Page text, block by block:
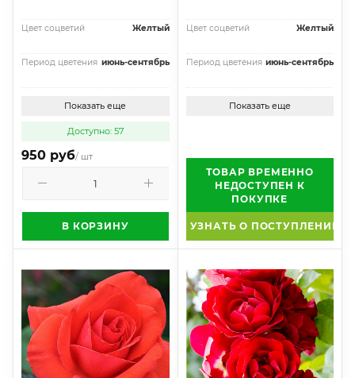
Цвет соцветий Желтый
Период цветения июнь-сентябрь
Показать еще
Доступно: 57
950 руб/ шт
В КОРЗИНУ
Цвет соцветий Желтый
Период цветения июнь-сентябрь
Показать еще
ТОВАР ВРЕМЕННО
НЕДОСТУПЕН К
ПОКУПКЕ
УЗНАТЬ О ПОСТУПЛЕНИИ